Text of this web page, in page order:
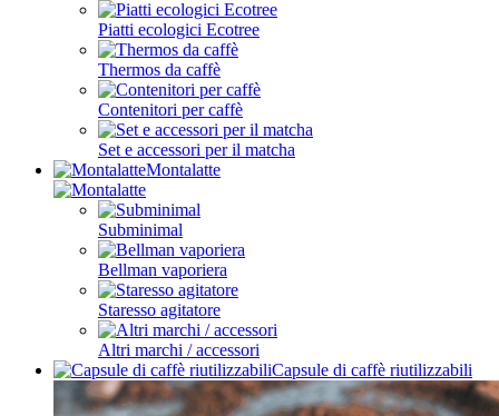
Piatti ecologici Ecotree
Thermos da caffè
Contenitori per caffè
Set e accessori per il matcha
Montalatte
Subminimal
Bellman vaporiera
Staresso agitatore
Altri marchi / accessori
Capsule di caffè riutilizzabili